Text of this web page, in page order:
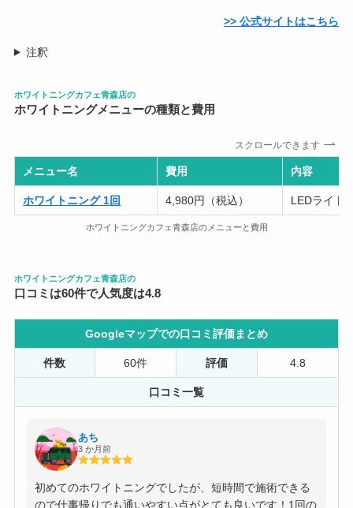
>> 公式サイトはこちら
注釈
ホワイトニングカフェ青森店の
ホワイトニングメニューの種類と費用
スクロールできます
メニュー名 費用 内容
ホワイトニング 1回 4,980円（税込） LEDライト
ホワイトニングカフェ青森店のメニューと費用
ホワイトニングカフェ青森店の
口コミは60件で人気度は4.8
Googleマップでの口コミ評価まとめ
件数 60件 評価 4.8
口コミ一覧
あち
3 か月前
初めてのホワイトニングでしたが、短時間で施術できる
ので仕事帰りでも通いやすい点がとても良いです！1回の